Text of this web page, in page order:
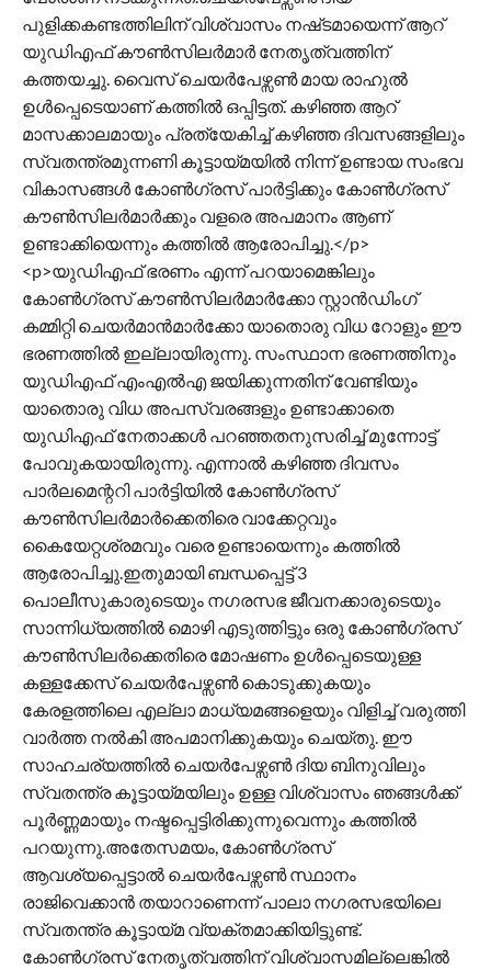
പുളിക്കകണ്ടത്തിലിന് വിശ്വാസം നഷ്‌ടമായെന്ന് ആറ്
യുഡിഎഫ് കൗൺസിലർമാർ നേതൃത്വത്തിന്
കത്തയച്ചു. വൈസ് ചെയർപേഴ്സൺ മായ രാഹുൽ
ഉൾപ്പെടെയാണ് കത്തിൽ ഒപ്പിട്ടത്. കഴിഞ്ഞ ആറ്
മാസക്കാലമായും പ്രത്യേകിച്ച് കഴിഞ്ഞ ദിവസങ്ങളിലും
സ്വതന്ത്രമുന്നണി കൂട്ടായ്മയിൽ നിന്ന് ഉണ്ടായ സംഭവ
വികാസങ്ങൾ കോൺഗ്രസ് പാർട്ടിക്കും കോൺഗ്രസ്
കൗൺസിലർമാർക്കും വളരെ അപമാനം ആണ്
ഉണ്ടാക്കിയെന്നും കത്തിൽ ആരോപിച്ചു.</p>
<p>യുഡിഎഫ് ഭരണം എന്ന് പറയാമെങ്കിലും
കോൺഗ്രസ് കൗൺസിലർമാർക്കോ സ്റ്റാൻഡിംഗ്
കമ്മിറ്റി ചെയർമാൻമാർക്കോ യാതൊരു വിധ റോളും ഈ
ഭരണത്തിൽ ഇല്ലായിരുന്നു. സംസ്ഥാന ഭരണത്തിനും
യുഡിഎഫ് എംഎൽഎ ജയിക്കുന്നതിന് വേണ്ടിയും
യാതൊരു വിധ അപസ്വരങ്ങളും ഉണ്ടാക്കാതെ
യുഡിഎഫ് നേതാക്കൾ പറഞ്ഞതനുസരിച്ച് മുന്നോട്ട്
പോവുകയായിരുന്നു. എന്നാൽ കഴിഞ്ഞ ദിവസം
പാർലമെന്ററി പാർട്ടിയിൽ കോൺഗ്രസ്
കൗൺസിലർമാർക്കെതിരെ വാക്കേറ്റവും
കൈയേറ്റശ്രമവും വരെ ഉണ്ടായെന്നും കത്തിൽ
ആരോപിച്ചു.ഇതുമായി ബന്ധപ്പെട്ട് 3
പൊലീസുകാരുടെയും നഗരസഭ ജീവനക്കാരുടെയും
സാന്നിധ്യത്തിൽ മൊഴി എടുത്തിട്ടും ഒരു കോൺഗ്രസ്
കൗൺസിലർക്കെതിരെ മോഷണം ഉൾപ്പെടെയുള്ള
കള്ളക്കേസ് ചെയർപേഴ്സൺ കൊടുക്കുകയും
കേരളത്തിലെ എല്ലാ മാധ്യമങ്ങളെയും വിളിച്ച് വരുത്തി
വാർത്ത നൽകി അപമാനിക്കുകയും ചെയ്തു. ഈ
സാഹചര്യത്തിൽ ചെയർപേഴ്സൺ ദിയ ബിനുവിലും
സ്വതന്ത്ര കൂട്ടായ്മയിലും ഉള്ള വിശ്വാസം ഞങ്ങൾക്ക്
പൂർണ്ണമായും നഷ്ടപ്പെട്ടിരിക്കുന്നുവെന്നും കത്തിൽ
പറയുന്നു.അതേസമയം, കോൺഗ്രസ്
ആവശ്യപ്പെട്ടാൽ ചെയർപേഴ്സൺ സ്ഥാനം
രാജിവെക്കാൻ തയാറാണെന്ന് പാലാ ന​ഗരസഭയിലെ
സ്വതന്ത്ര കൂട്ടായ്മ വ്യക്തമാക്കിയിട്ടുണ്ട്.
കോൺഗ്രസ് നേതൃത്വത്തിന് വിശ്വാസമില്ലെങ്കിൽ